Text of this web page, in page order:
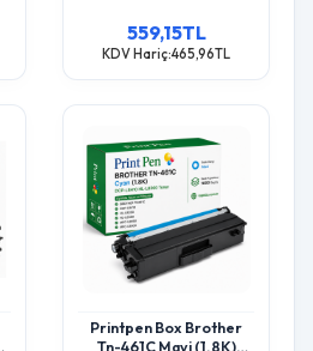
559,15TL
KDV Hariç:465,96TL
Printpen Box Brother
Tn-461C Mavi (1.8K)